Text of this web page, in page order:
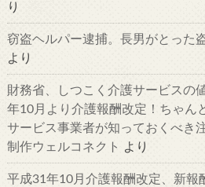
り
窃盗ヘルパー逮捕。長男がとった
より
財務省、しつこく介護サービスの
年10月より介護報酬改定！ちゃん
サービス事業者が知っておくべき
制作ウェルコネクト
より
平成31年10月介護報酬改定、新報